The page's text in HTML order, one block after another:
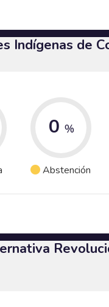
Indígenas de
0 %
Abstención